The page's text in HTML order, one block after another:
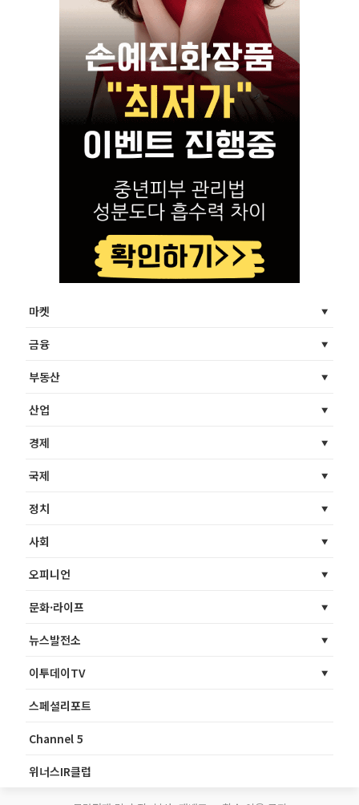
마켓
금융
부동산
산업
경제
국제
정치
사회
오피니언
문화·라이프
뉴스발전소
이투데이TV
스페셜리포트
Channel 5
위너스IR클럽